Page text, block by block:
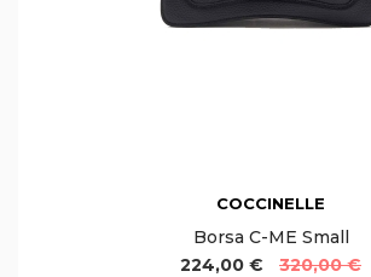
COCCINELLE
Borsa C-ME Small
224,00 €
320,00 €